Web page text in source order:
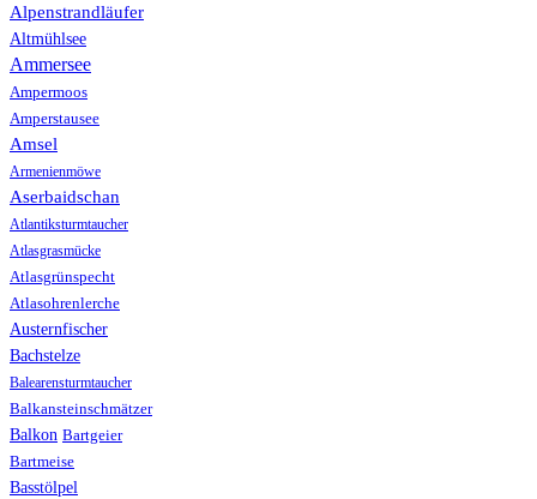
Alpenstrandläufer
Altmühlsee
Ammersee
Ampermoos
Amperstausee
Amsel
Armenienmöwe
Aserbaidschan
Atlantiksturmtaucher
Atlasgrasmücke
Atlasgrünspecht
Atlasohrenlerche
Austernfischer
Bachstelze
Balearensturmtaucher
Balkansteinschmätzer
Balkon Bartgeier
Bartmeise
Basstölpel